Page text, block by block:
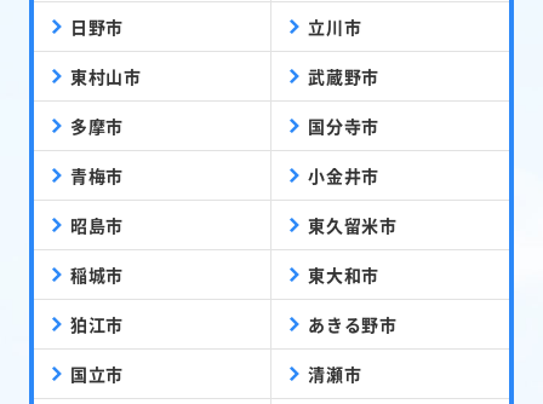
日野市 立川市
東村山市 武蔵野市
多摩市 国分寺市
青梅市 小金井市
昭島市 東久留米市
稲城市 東大和市
狛江市 あきる野市
国立市 清瀬市